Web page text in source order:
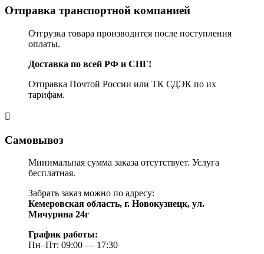
Отправка транспортной компанией
Отгрузка товара производится после поступления
оплаты.
Доставка по всей РФ и СНГ!
Отправка Почтой России или ТК СДЭК по их
тарифам.
Самовывоз
Минимальная сумма заказа отсутствует. Услуга
бесплатная.
Забрать заказ можно по адресу:
Кемеровская область, г. Новокузнецк, ул.
Мичурина 24г
График работы:
Пн–Пт: 09:00 — 17:30